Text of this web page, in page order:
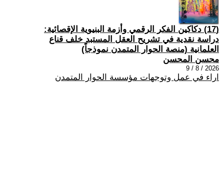
(17) دكاكين الفكر الرقمي وأزمة البنيوية الإقصائية:
دراسة نقدية في تشريح العقل المستبد خلف قناع
العلمانية (منصة الحوار المتمدن نموذجاً)
محسن المحسن
2026 / 8 / 9
اراء في عمل وتوجهات مؤسسة الحوار المتمدن